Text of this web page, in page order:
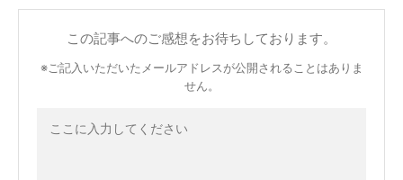
この記事へのご感想をお待ちしております。
※ご記入いただいたメールアドレスが公開されることはありま
せん。